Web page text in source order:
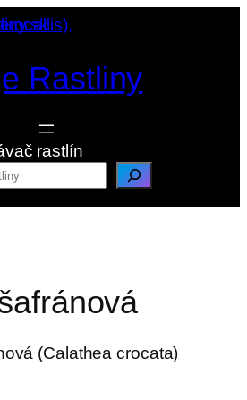
Rastliny
rastlín